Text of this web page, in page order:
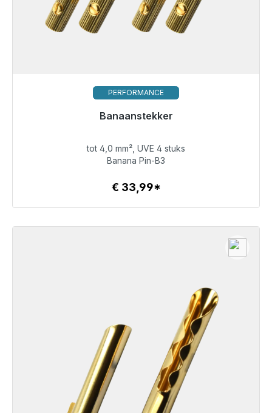
PERFORMANCE
Banaanstekker
Klaar voor onmiddellijke verzending, levertijd 48 uur*
€ 33,99
Details
tot 4,0 mm², UVE 4 stuks
Banana Pin-B3
€ 33,99*